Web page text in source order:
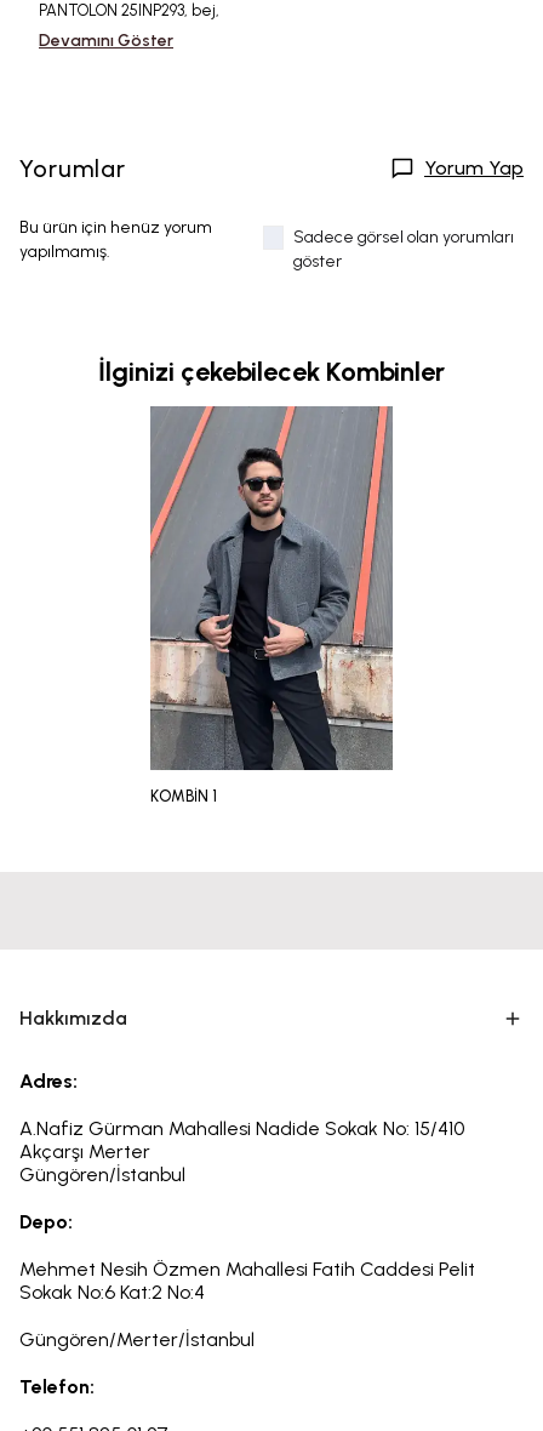
PANTOLON 25INP293, bej,
Devamını Göster
Yorumlar Yorum Yap
Bu ürün için henüz yorum
yapılmamış.
Sadece görsel olan yorumları
göster
İlginizi çekebilecek Kombinler
KOMBİN 1
Hakkımızda
Adres:
A.Nafiz Gürman Mahallesi Nadide Sokak No: 15/410
Akçarşı Merter
Güngören/İstanbul
Depo:
Mehmet Nesih Özmen Mahallesi Fatih Caddesi Pelit
Sokak No:6 Kat:2 No:4
Güngören/Merter/İstanbul
Telefon: